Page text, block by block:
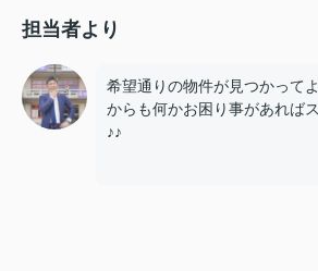
担当者より
希望通りの物件が見つかって
からも何かお困り事があれば
♪♪